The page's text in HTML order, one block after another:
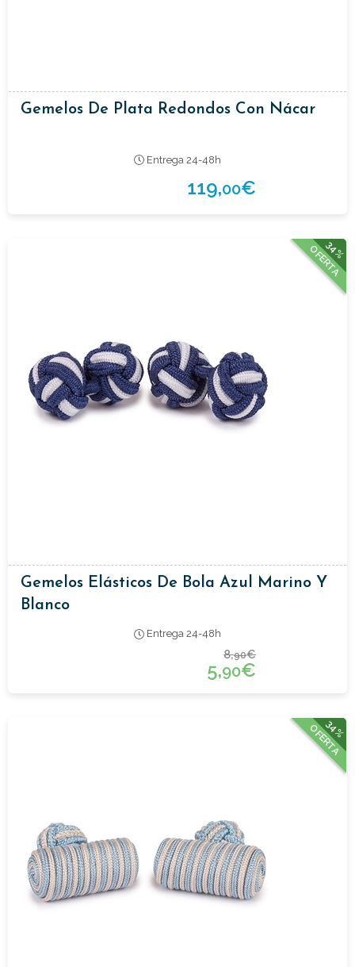
Gemelos De Plata Redondos Con Nácar
Entrega 24-48h
119,00€
34%
OFERTA
Gemelos Elásticos De Bola Azul Marino Y
Blanco
Entrega 24-48h
8,90€
5,90€
34%
OFERTA